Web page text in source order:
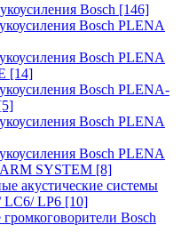
Bosch [146]
Bosch PLENA
Bosch PLENA
[14]
Bosch PLENA-
Bosch PLENA
Bosch PLENA
SYSTEM [8]
акустические системы
LC6/ LP6 [10]
Bosch